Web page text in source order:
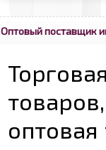
Оптовый поставщик